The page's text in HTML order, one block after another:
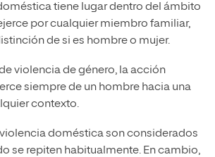
tiene lugar dentro del ámbito
por cualquier miembro familiar,
de si es hombre o mujer.
violencia de género, la acción
siempre de un hombre hacia una
contexto.
doméstica son considerados
se repiten habitualmente. En cambio,